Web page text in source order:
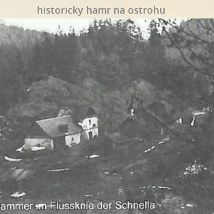
historicky hamr na ostrohu